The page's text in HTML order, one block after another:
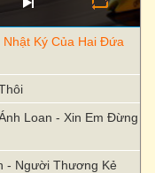
Ký Của Hai Đứa
Loan - Xin Em Đừng
- Người Thương Kẻ